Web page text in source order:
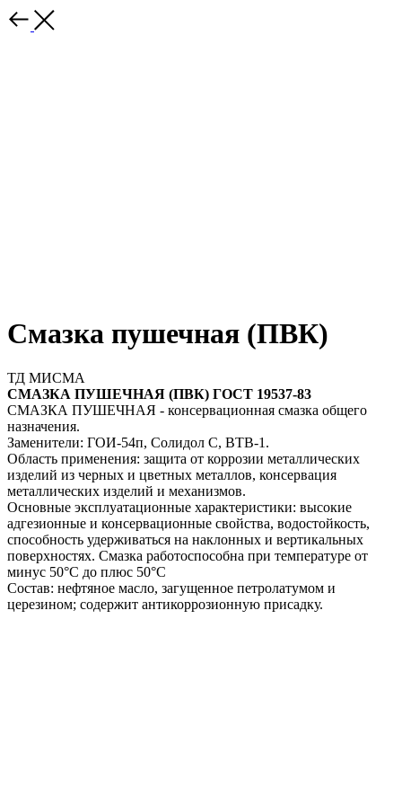
Смазка пушечная (ПВК)
ТД МИСМА
СМАЗКА ПУШЕЧНАЯ (ПВК) ГОСТ 19537-83
СМАЗКА ПУШЕЧНАЯ - консервационная смазка общего
назначения.
Заменители: ГОИ-54п, Солидол С, ВТВ-1.
Область применения: защита от коррозии металлических
изделий из черных и цветных металлов, консервация
металлических изделий и механизмов.
Основные эксплуатационные характеристики: высокие
адгезионные и консервационные свойства, водостойкость,
способность удерживаться на наклонных и вертикальных
поверхностях. Смазка работоспособна при температуре от
минус 50°С до плюс 50°С
Состав: нефтяное масло, загущенное петролатумом и
церезином; содержит антикоррозионную присадку.